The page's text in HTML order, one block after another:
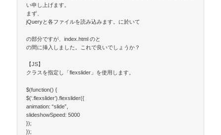
い申し上げます。
まず、
jQueryと各ファイルを読み込みます。に於いて
の部分ですが、index.html のと
の間に挿入しました。これで良いでしょうか？
【JS】
クラスを指定し「flexslider」を使用します。
$(function() {
$(‘.flexslider’).flexslider({
animation: “slide”,
slideshowSpeed: 5000
});
});